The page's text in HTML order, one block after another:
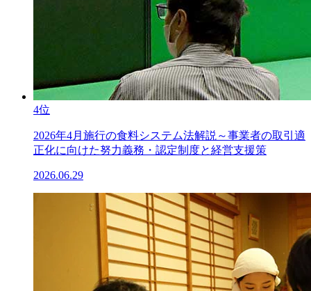
4位
2026年4月施行の食料システム法解説～事業者の取引適
正化に向けた努力義務・認定制度と経営支援策
2026.06.29